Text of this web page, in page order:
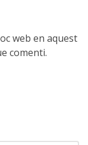
web en aquest
comenti.